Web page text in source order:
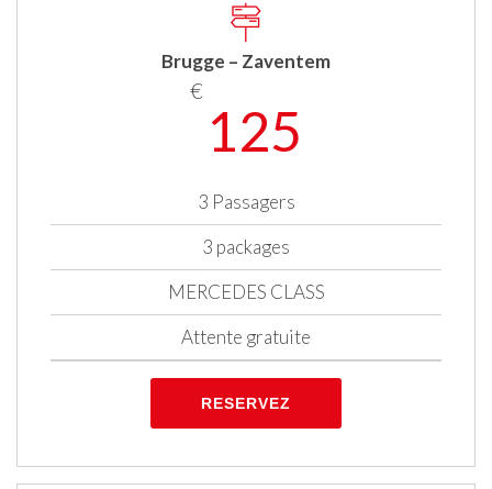
Brugge – Zaventem
€
125
3 Passagers
3 packages
MERCEDES CLASS
Attente gratuite
RESERVEZ